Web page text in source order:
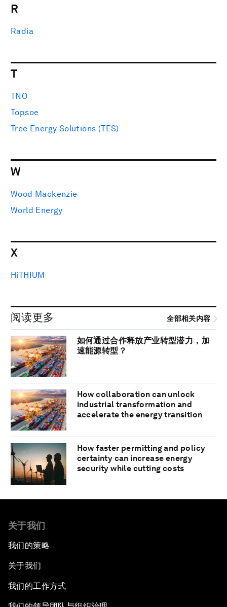
R
Radia
T
TNO
Topsoe
Tree Energy Solutions (TES)
W
Wood Mackenzie
World Energy
X
HiTHIUM
阅读更多 全部相关内容
如何通过合作释放产业转型潜力，加
速能源转型？
How collaboration can unlock
industrial transformation and
accelerate the energy transition
How faster permitting and policy
certainty can increase energy
security while cutting costs
关于我们
我们的策略
关于我们
我们的工作方式